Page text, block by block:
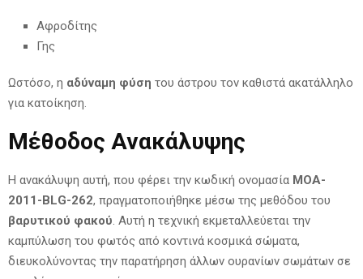
Αφροδίτης
Γης
Ωστόσο, η αδύναμη φύση του άστρου τον καθιστά ακατάλληλο
για κατοίκηση.
Μέθοδος Ανακάλυψης
Η ανακάλυψη αυτή, που φέρει την κωδική ονομασία MOA-
2011-BLG-262, πραγματοποιήθηκε μέσω της μεθόδου του
βαρυτικού φακού . Αυτή η τεχνική εκμεταλλεύεται την
καμπύλωση του φωτός από κοντινά κοσμικά σώματα,
διευκολύνοντας την παρατήρηση άλλων ουρανίων σωμάτων σε